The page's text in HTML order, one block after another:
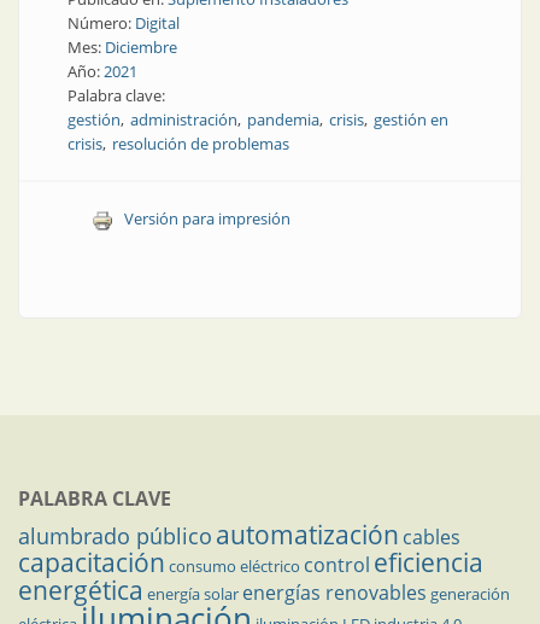
Número: Digital
Mes: Diciembre
Año:2021
Palabra clave:
gestión administración pandemia crisis gestión en
crisis resolución de problemas
Versión para impresión
PALABRA CLAVE
alumbrado público automatización cables
capacitación consumo eléctrico control eficiencia
energética energía solar energías renovables generación